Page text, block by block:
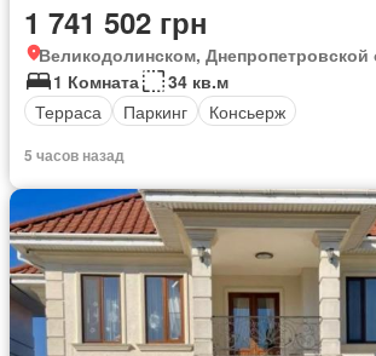
1 741 502 грн
Великодолинском, Днепропетровской
1 Комната
34 кв.м
Терраса
Паркинг Консьерж
5 часов назад